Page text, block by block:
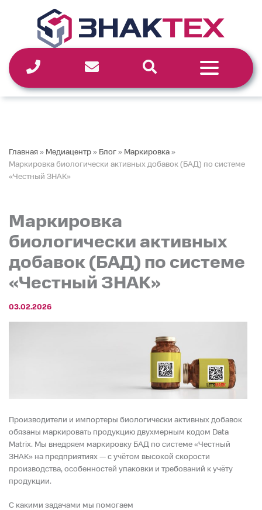
содержимому
Главная » Медиацентр » Блог » Маркировка »
Маркировка биологически активных добавок (БАД) по системе
«Честный ЗНАК»
Маркировка
биологически активных
добавок (БАД) по системе
«Честный ЗНАК»
03.02.2026
Производители и импортеры биологически активных добавок
обязаны маркировать продукцию двухмерным кодом Data
Matrix. Мы внедряем маркировку БАД по системе «Честный
ЗНАК» на предприятиях — с учётом высокой скорости
производства, особенностей упаковки и требований к учёту
продукции.
С какими задачами мы помогаем